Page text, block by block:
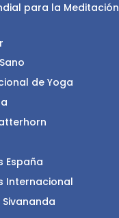
para la Meditación
de Yoga
España
Internacional